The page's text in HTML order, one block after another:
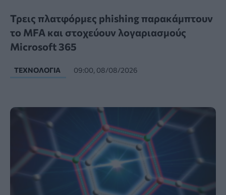
Τρεις πλατφόρμες phishing παρακάμπτουν
το MFA και στοχεύουν λογαριασμούς
Microsoft 365
ΤΕΧΝΟΛΟΓΊΑ 09:00, 08/08/2026